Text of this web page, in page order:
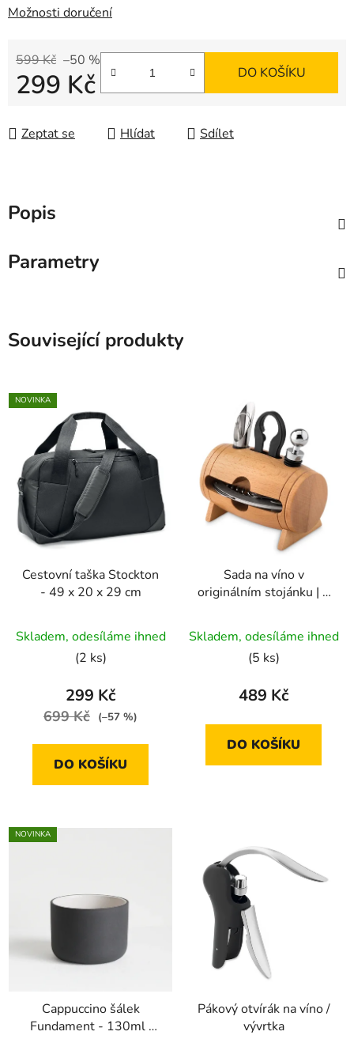
Možnosti doručení
599 Kč –50 %
299 Kč DO KOŠÍKU
Zeptat se Hlídat Sdílet
Popis
Parametry
Související produkty
NOVINKA
Cestovní taška Stockton
- 49 x 20 x 29 cm
Skladem, odesíláme ihned
(2 ks)
299 Kč
699 Kč (–57 %)
DO KOŠÍKU
Sada na víno v
originálním stojánku | 4
hodnocení
produktu
je
z
5
Skladem, odesíláme ihned
(5 ks)
489 Kč
DO KOŠÍKU
NOVINKA
Cappuccino šálek
Fundament - 130ml |
Pákový otvírák na víno /
vývrtka